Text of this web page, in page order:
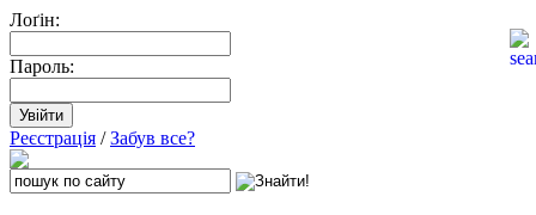
Лоґін:
Пароль:
Реєстрація /Забув все?